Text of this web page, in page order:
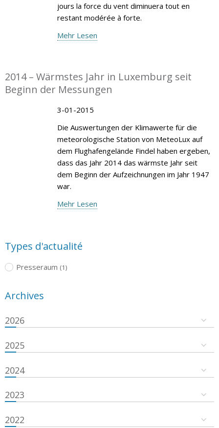
jours la force du vent diminuera tout en
restant modérée à forte.
Mehr Lesen
2014 – Wärmstes Jahr in Luxemburg seit
Beginn der Messungen
3-01-2015
Die Auswertungen der Klimawerte für die
meteorologische Station von MeteoLux auf
dem Flughafengelände Findel haben ergeben,
dass das Jahr 2014 das wärmste Jahr seit
dem Beginn der Aufzeichnungen im Jahr 1947
war.
Mehr Lesen
Types d'actualité
Presseraum (1)
Archives
2026
2025
2024
2023
2022